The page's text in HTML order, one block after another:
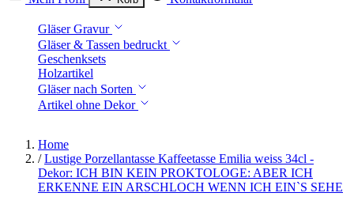
Gläser Gravur
Gläser & Tassen bedruckt
Geschenksets
Holzartikel
Gläser nach Sorten
Artikel ohne Dekor
Home
/ Lustige Porzellantasse Kaffeetasse Emilia weiss 34cl -
Dekor: ICH BIN KEIN PROKTOLOGE: ABER ICH
ERKENNE EIN ARSCHLOCH WENN ICH EIN`S SEHE